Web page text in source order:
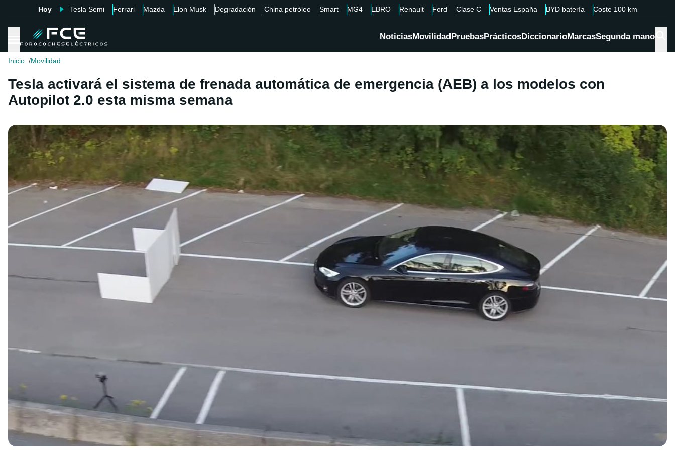
Hoy Tesla Semi Ferrari Mazda Elon Musk Degradación China petróleo Smart MG4 EBRO Renault Ford Clase C Ventas España BYD batería Coste 100 km
NoticiasMovilidadPruebasPrácticosDiccionarioMarcasSegunda mano
Inicio Movilidad
Tesla activará el sistema de frenada automática de emergencia (AEB) a los modelos con
Autopilot 2.0 esta misma semana